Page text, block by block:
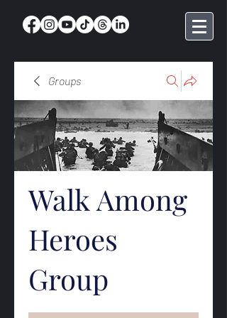
Groups
Walk Among
Heroes
Group